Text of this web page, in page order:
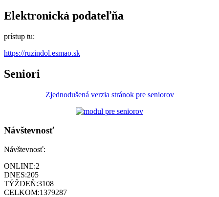
Elektronická podateľňa
prístup tu:
https://ruzindol.esmao.sk
Seniori
Zjednodušená verzia stránok pre seniorov
Návštevnosť
Návštevnosť:
ONLINE:2
DNES:205
TÝŽDEŇ:3108
CELKOM:1379287